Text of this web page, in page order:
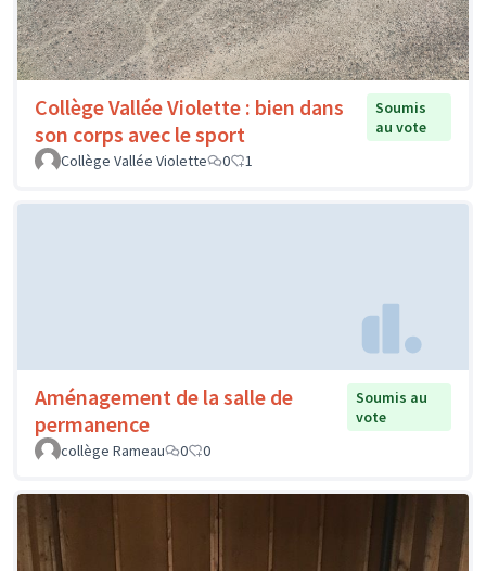
Collège Vallée Violette : bien dans
son corps avec le sport
Soumis
au vote
Collège Vallée Violette
0 1
Aménagement de la salle de
permanence
Soumis au
vote
collège Rameau
0 0